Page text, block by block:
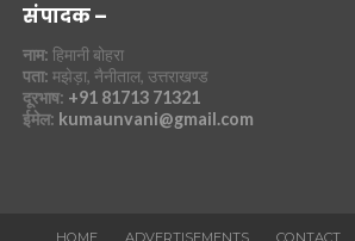
संपादक –
नाम: हिमानी बोहरा
पता: मझेड़ा, नैनीताल, उत्तराखण्ड
दूरभाष: +91 81713 71321
ईमेल: kumaunvani@gmail.com
HOME ADVERTISEMENTS CONTACT